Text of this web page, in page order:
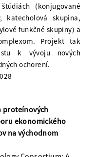
(konjugované
katecholová skupina,
funkčné skupiny) a
Projekt tak
k vývoju nových
ochorení.
proteínových
ekonomického
na východnom